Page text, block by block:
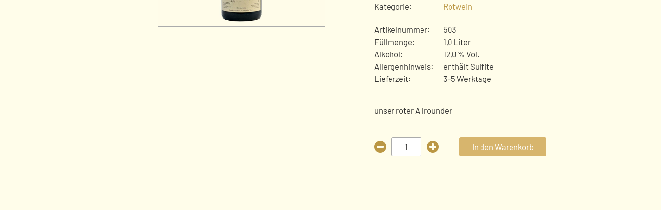
Kategorie:
Rotwein
Artikelnummer:
503
Füllmenge:
1,0 Liter
Alkohol:
12,0 % Vol.
Allergenhinweis:
enthält Sulfite
Lieferzeit:
3-5 Werktage
unser roter Allrounder
Kronenhof
Rotwein
In den Warenkorb